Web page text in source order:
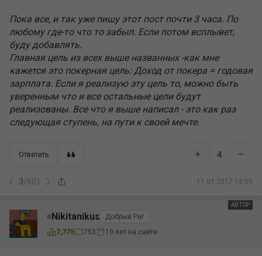
Пока все, и так уже пишу этот пост почти 3 часа. По
любому где-то что то забыл. Если потом всплывет,
буду добавлять.
Главная цель из всех выше названных -как мне
кажется это покерная цель: Доход от покера = годовая
зарплата. Если я реализую эту цель то, можно быть
уверенным что и все остальные цели будут
реализованы. Все что я выше написал - это как раз
следующая ступень, на пути к своей мечте.
Ответить
3/601 11.01.2017 13:55
+ 4 –
АВТОР
Nikitanikus
Добрый Рег
7,775
753 10 лет на сайте